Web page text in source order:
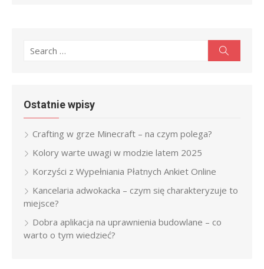
Search
Ostatnie wpisy
Crafting w grze Minecraft – na czym polega?
Kolory warte uwagi w modzie latem 2025
Korzyści z Wypełniania Płatnych Ankiet Online
Kancelaria adwokacka – czym się charakteryzuje to
miejsce?
Dobra aplikacja na uprawnienia budowlane – co
warto o tym wiedzieć?